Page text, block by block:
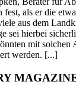
als er die
aus dem
sei hierbei
mit solchen
werden. [...]